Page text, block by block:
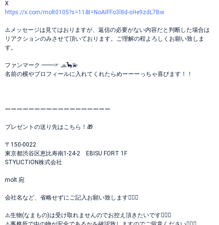
X
https://x.com/molt0105?s=11&t=NoAIFFo3l8d-sHe9zdL7Bw
⚠️メッセージは見てはおりますが、返信の必要がない内容だと判断した場合は
リアクションのみさせて頂いております。ご理解の程よろしくお願い致しま
す。
ファンマーク ━━☞ 🧢🦕💫
名前の横やプロフィールに入れてくれたらめーーーっちゃ喜びます！！
ーーーーーーーーーーーーーーーーーー
プレゼントの送り先はこちら！🎁
〒150-0022
東京都渋谷区恵比寿南1-24-2 EBISU FORT 1F
STYLICTION株式会社
molt.宛
会社名など、省略せずにご記入お願い致します🙇🏻‍♂️
⚠️生物(なまもの)は受け取れませんのでお控え頂きたいです🙇🏻‍♂️